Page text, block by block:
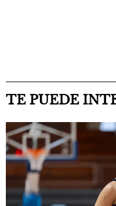
TE PUEDE